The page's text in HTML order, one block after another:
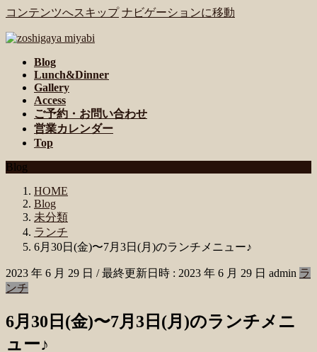
コンテンツへスキップ ナビゲーションに移動
Blog
Lunch&Dinner
Gallery
Access
ご予約・お問い合わせ
営業カレンダー
Top
Blog
HOME
Blog
未分類
ランチ
6月30日(金)〜7月3日(月)のランチメニュー♪
2023 年 6 月 29 日 / 最終更新日時 : 2023 年 6 月 29 日 admin ラ
ンチ
6月30日(金)〜7月3日(月)のランチメニ
ュー♪